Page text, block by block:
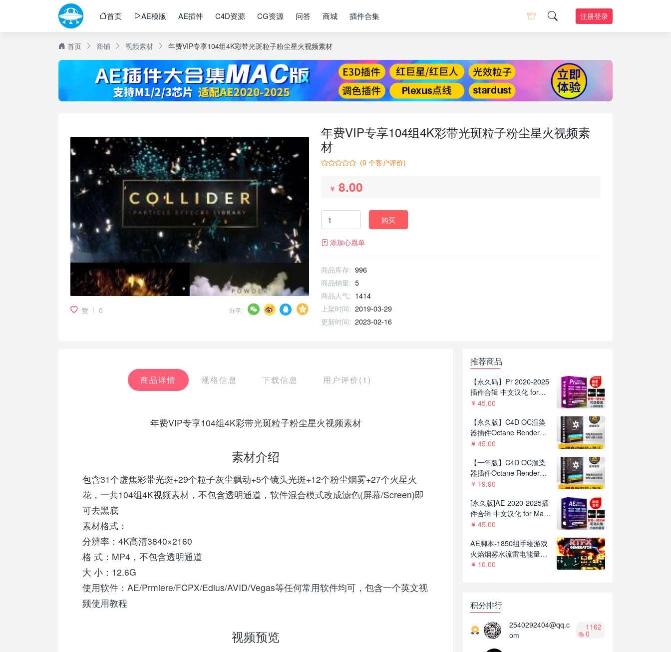
首页 AE模版 AE插件 C4D资源 CG资源 问答 商城 插件合集 注册登录
首页 商铺 视频素材 年费VIP专享104组4K彩带光斑粒子粉尘星火视频素材
赞 0 分享:
年费VIP专享104组4K彩带光斑粒子粉尘星火视频素
材
(0 个客户评价)
8.00
购买
添加心愿单
商品库存: 996
商品销量: 5
商品人气: 1414
上架时间: 2019-03-29
更新时间: 2023-02-16
商品详情 规格信息 下载信息 用户评价(1)
年费VIP专享104组4K彩带光斑粒子粉尘星火视频素材
素材介绍
包含31个虚焦彩带光斑+29个粒子灰尘飘动+5个镜头光斑+12个粉尘烟雾+27个火星火
花，一共104组4K视频素材，不包含透明通道，软件混合模式改成滤色(屏幕/Screen)即
可去黑底
素材格式：
分辨率：4K高清3840×2160
格 式：MP4，不包含透明通道
大 小：12.6G
使用软件：AE/Prmiere/FCPX/Edius/AVID/Vegas等任何常用软件均可，包含一个英文视
频使用教程
视频预览
推荐商品
【永久码】Pr 2020-2025
插件合辑 中文汉化 for
Mac苹果系统平面跟踪降
红巨人系列等插件一键安
装包
45.00
【永久版】C4D OC渲染
器插件Octane Render
2022.1 R8一键安装版支持
45.00
【一年版】C4D OC渲染
器插件Octane Render
2022.1R8一键安装版支持
19.90
[永久版]AE 2020-2025插
件合辑 中文汉化 for Mac
苹果系统三维模型光效粒
装包
45.00
AE脚本-1850组手绘游戏
火焰烟雾水流雷电能量MG
动画+通道视频素材
10.00
积分排行
2540292404@qq.c
om
1162
0